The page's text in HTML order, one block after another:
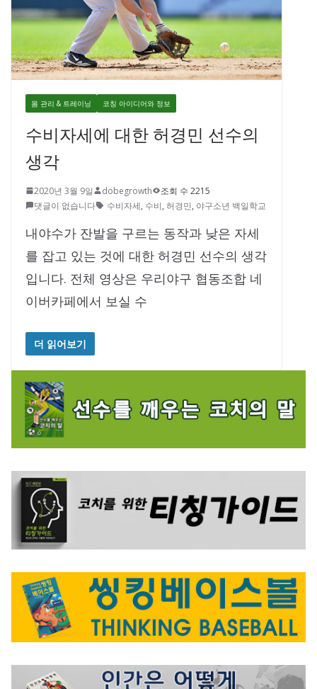
몸 관리 & 트레이닝 코칭 아이디어와 정보
수비자세에 대한 허경민 선수의
생각
2020년 3월 9일 dobegrowth
조회 수 2215
댓글이 없습니다
수비자세, 수비, 허경민, 야구소년 백일학교
내야수가 잔발을 구르는 동작과 낮은 자세
를 잡고 있는 것에 대한 허경민 선수의 생각
입니다. 전체 영상은 우리야구 협동조합 네
이버카페에서 보실 수
더 읽어보기